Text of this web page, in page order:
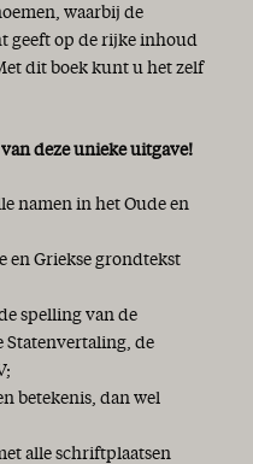
waarbij de
geeft op de rijke inhoud
dit boek kunt u het zelf
deze unieke uitgave!
namen in het Oude en
en Griekse grondtekst
spelling van de
Statenvertaling, de
betekenis, dan wel
alle schriftplaatsen